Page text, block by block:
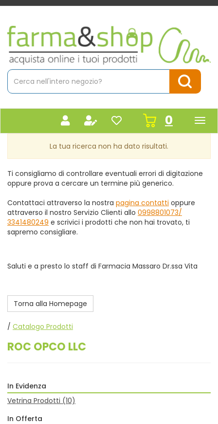
Passa
contenuto
principale
Farmacia
Massaro
Cerca
Prodotto
Cerca
0inseriti
La tua ricerca non ha dato risultati.
Ti consigliamo di controllare eventuali errori di digitazione
oppure prova a cercare un termine più generico.
Contattaci attraverso la nostra pagina contatti oppure
attraverso il nostro Servizio Clienti allo 0998801073/
3341480249 e scrivici i prodotti che non hai trovato, ti
sapremo consigliare.
Saluti e a presto lo staff di Farmacia Massaro Dr.ssa Vita
Torna alla Homepage
/ Catalogo Prodotti
ROC OPCO LLC
In Evidenza
Vetrina Prodotti (10)
In Offerta